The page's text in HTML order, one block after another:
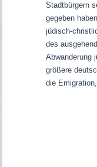
Stadtbürgern
gegeben
jüdisch-
des
Abwanderung
größere
die